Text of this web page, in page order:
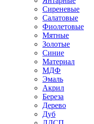
Сиреневые
Салатовые
Фиолетовые
Мятные
Золотые
Синие
Материал
МДФ
Эмаль
Акрил
Береза
Дерево
Дуб